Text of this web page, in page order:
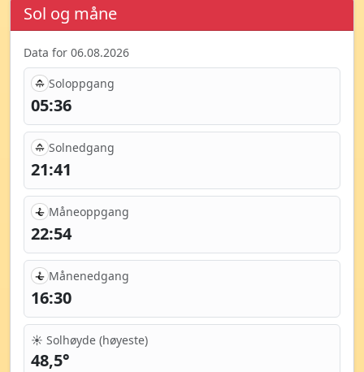
Sol og måne
Data for 06.08.2026
Soloppgang
05:36
Solnedgang
21:41
Måneoppgang
22:54
Månenedgang
16:30
☀️ Solhøyde (høyeste)
48,5°